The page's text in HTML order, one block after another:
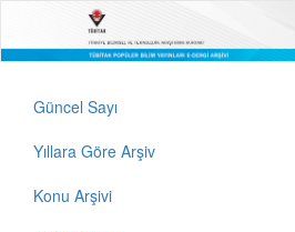
Güncel Sayı
Yıllara Göre Arşiv
Konu Arşivi